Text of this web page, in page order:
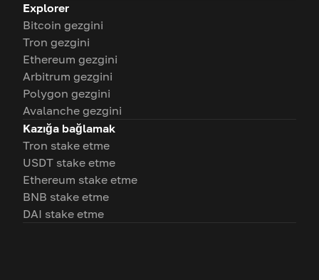
Explorer
Bitcoin gezgini
Tron gezgini
Ethereum gezgini
Arbitrum gezgini
Polygon gezgini
Avalanche gezgini
Kazığa bağlamak
Tron stake etme
USDT stake etme
Ethereum stake etme
BNB stake etme
DAI stake etme